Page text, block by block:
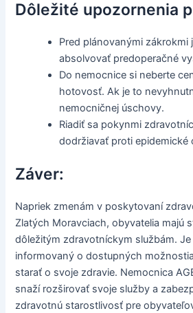
Dôležité upozornenia
Pred plánovanými zákrokmi
absolvovať predoperačné
Do nemocnice si neberte
hotovosť. Ak je to
nemocničnej úschovy.
Riadiť sa pokynmi
dodržiavať proti epidemické
Záver:
Napriek zmenám v poskytovaní
Zlatých Moravciach, obyvatelia majú
dôležitým zdravotníckym službám.
informovaný o dostupných
starať o svoje zdravie. Nemocnica
snaží rozširovať svoje služby a
zdravotnú starostlivosť pre